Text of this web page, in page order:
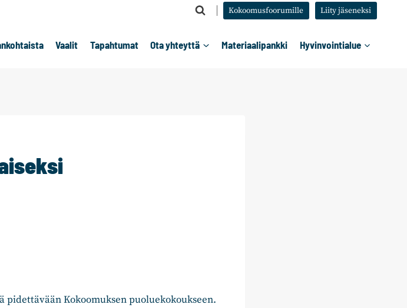
Kokoomusfoorumille Liity jäseneksi
Vaalit Tapahtumat Ota yhteyttä Materiaalipankki Hyvinvointialue
pidettävään Kokoomuksen puoluekokoukseen.